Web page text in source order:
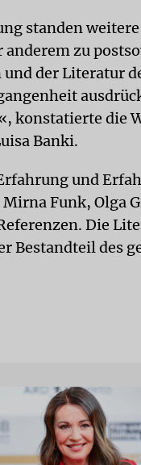
standen
zu
der Literatur
konstatierte die
Banki.
und
Mirna Funk, Olga
Die
Bestandteil des